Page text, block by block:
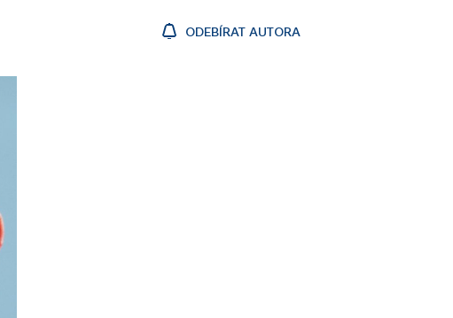
ODEBÍRAT AUTORA